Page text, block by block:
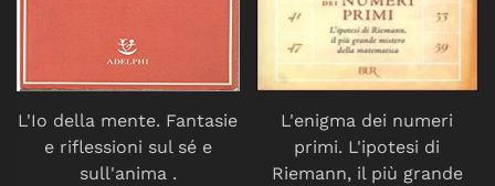
L'Io della mente. Fantasie
e riflessioni sul sé e
sull'anima .
L'enigma dei numeri
primi. L'ipotesi di
Riemann, il più grande